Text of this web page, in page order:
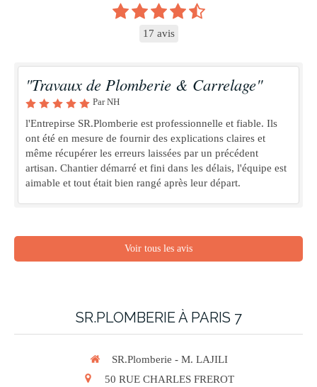
17 avis
"Travaux de Plomberie & Carrelage"
Par NH
l'Entrepirse SR.Plomberie est professionnelle et fiable. Ils
ont été en mesure de fournir des explications claires et
même récupérer les erreurs laissées par un précédent
artisan. Chantier démarré et fini dans les délais, l'équipe est
aimable et tout était bien rangé après leur départ.
Voir tous les avis
SR.PLOMBERIE À PARIS 7
SR.Plomberie - M. LAJILI
50 RUE CHARLES FREROT